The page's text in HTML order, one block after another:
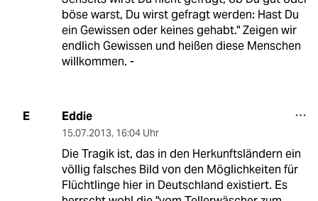
böse warst, Du wirst gefragt werden: Hast Du
ein Gewissen oder keines gehabt." Zeigen wir
endlich Gewissen und heißen diese Menschen
willkommen. -
E Eddie
15.07.2013, 16:04 Uhr
Die Tragik ist, das in den Herkunftsländern ein
völlig falsches Bild von den Möglichkeiten für
Flüchtlinge hier in Deutschland existiert. Es